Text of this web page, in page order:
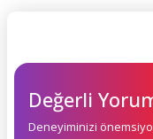
Değerli
Deneyiminizi